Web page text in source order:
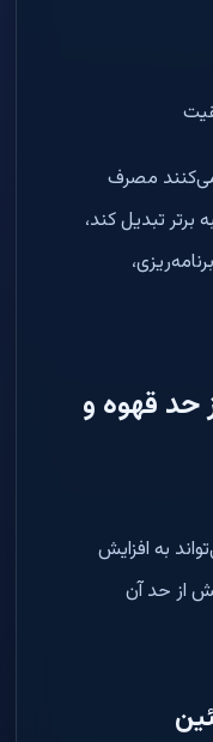
می‌کنند مصرف
برتر تبدیل کند،
قهوه و
به افزایش
از حد آن